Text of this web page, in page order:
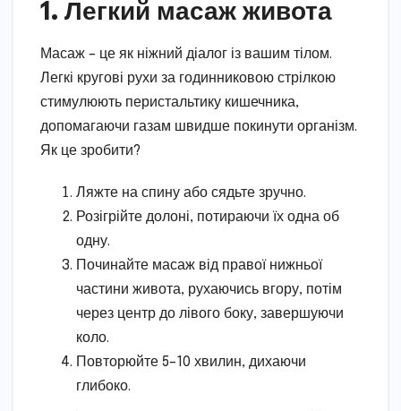
1. Легкий масаж живота
Масаж – це як ніжний діалог із вашим тілом.
Легкі кругові рухи за годинниковою стрілкою
стимулюють перистальтику кишечника,
допомагаючи газам швидше покинути організм.
Як це зробити?
Ляжте на спину або сядьте зручно.
Розігрійте долоні, потираючи їх одна об
одну.
Починайте масаж від правої нижньої
частини живота, рухаючись вгору, потім
через центр до лівого боку, завершуючи
коло.
Повторюйте 5–10 хвилин, дихаючи
глибоко.